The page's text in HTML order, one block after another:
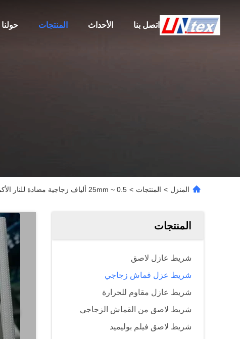
حولنا المنتجات الأحداث اتصل بنا
المنزل > المنتجات > 0.5 ~ 25mm ألياف زجاجية مضادة للنار الأكمام العازلة الكهربائية متعددة الاستخدامات
المنتجات
شريط عازل لاصق
شريط عزل قماش زجاجي
شريط عازل مقاوم للحرارة
شريط لاصق من القماش الزجاجي
شريط لاصق فيلم بوليميد